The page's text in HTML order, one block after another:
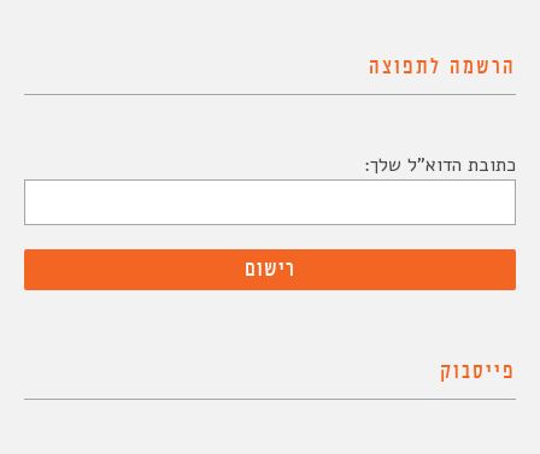
הרשמה לתפוצה
כתובת הדוא"ל שלך:
פייסבוק